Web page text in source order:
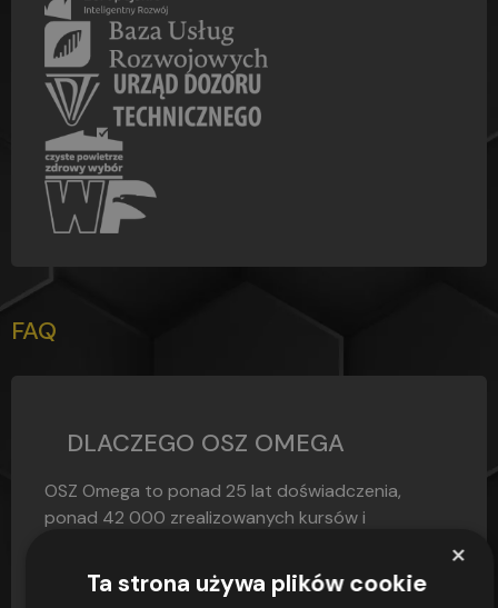
FAQ
DLACZEGO OSZ OMEGA
OSZ Omega to ponad 25 lat doświadczenia,
ponad 42 000 zrealizowanych kursów i
×
Ta strona używa plików cookie